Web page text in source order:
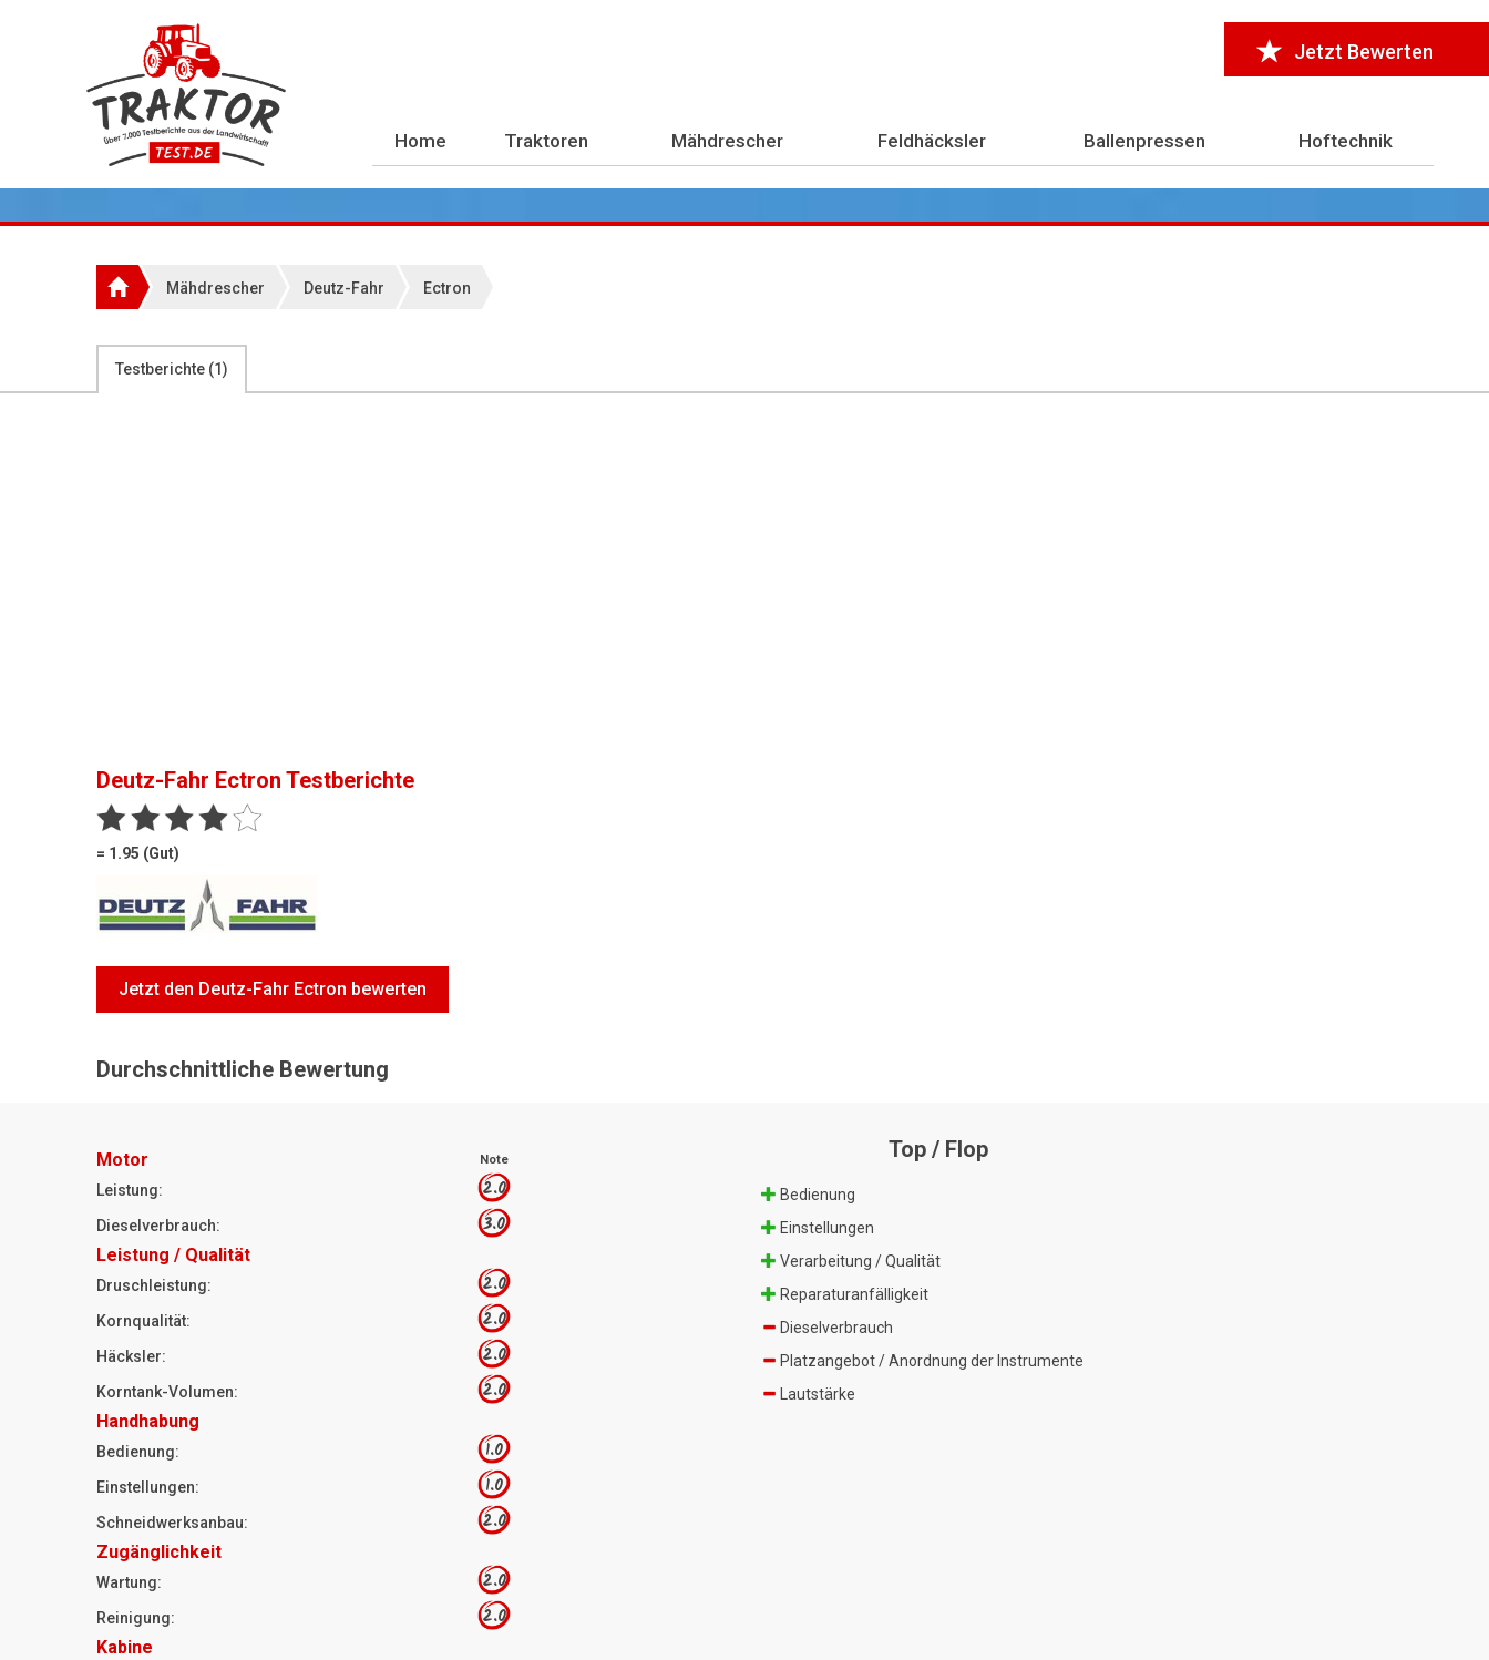
Jetzt Bewerten
Home Traktoren Mähdrescher Feldhäcksler Ballenpressen Hoftechnik
Mähdrescher Deutz-Fahr Ectron
Testberichte (1)
Deutz-Fahr Ectron Testberichte
= 1.95 (Gut)
Jetzt den Deutz-Fahr Ectron bewerten
Durchschnittliche Bewertung
Motor Note
Leistung: 2.0
Dieselverbrauch: 3.0
Leistung / Qualität
Druschleistung: 2.0
Kornqualität: 2.0
Häcksler: 2.0
Korntank-Volumen: 2.0
Handhabung
Bedienung: 1.0
Einstellungen: 1.0
Schneidwerksanbau: 2.0
Zugänglichkeit
Wartung: 2.0
Reinigung: 2.0
Kabine
Top / Flop
Bedienung
Einstellungen
Verarbeitung / Qualität
Reparaturanfälligkeit
Dieselverbrauch
Platzangebot / Anordnung der Instrumente
Lautstärke